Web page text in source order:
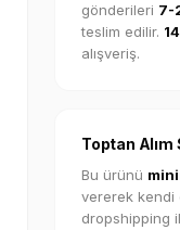
gönderileri 7-
teslim edilir.
alışveriş.
Toptan Alım
Bu ürünü
vererek kendi
dropshipping